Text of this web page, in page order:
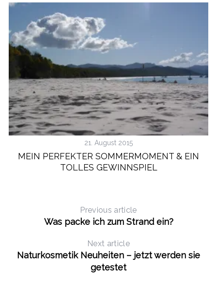
21. August 2015
MEIN PERFEKTER SOMMERMOMENT & EIN
TOLLES GEWINNSPIEL
Previous article
Was packe ich zum Strand ein?
Next article
Naturkosmetik Neuheiten – jetzt werden sie
getestet